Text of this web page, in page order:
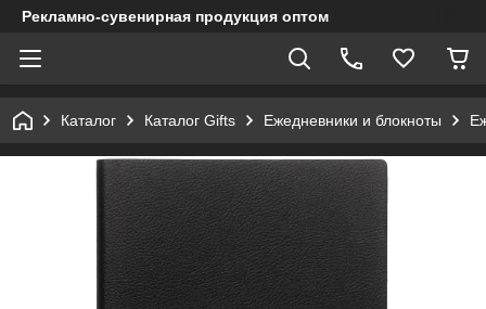
Рекламно-сувенирная продукция оптом
Каталог Каталог Gifts Ежедневники и блокноты